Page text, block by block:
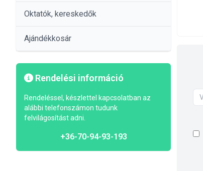
Oktatók, kereskedők
Ajándékkosár
Rendelési információ
Rendeléssel, készlettel kapcsolatban az
alábbi telefonszámon tudunk
felvilágosítást adni.
+36-70-94-93-193